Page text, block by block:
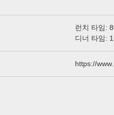
런치 타임:
디너 타임:
https://